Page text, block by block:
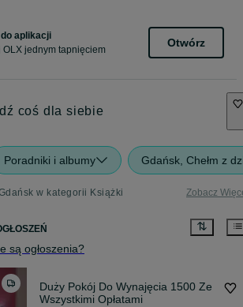
do aplikacji
OLX jednym tapnięciem
Otwórz
coś dla siebie
Poradniki i albumy Gdańsk, Chełm z
w kategorii Książki Zobacz
są ogłoszenia?
Duży Pokój Do Wynajęcia 1500 Ze
Wszystkimi Opłatami